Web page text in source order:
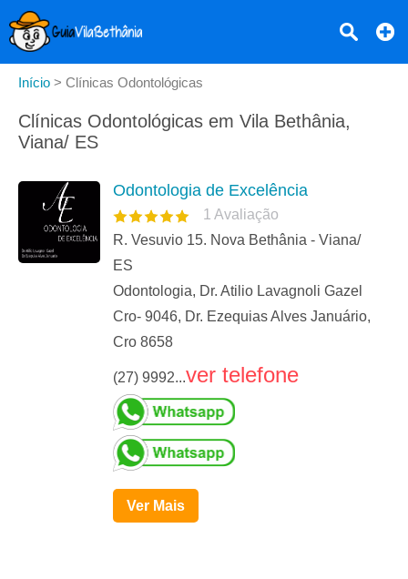
Início > Clínicas Odontológicas
Clínicas Odontológicas em Vila Bethânia,
Viana/ ES
Odontologia de Excelência
1 Avaliação
R. Vesuvio 15. Nova Bethânia - Viana/
ES
Odontologia, Dr. Atilio Lavagnoli Gazel
Cro- 9046, Dr. Ezequias Alves Januário,
Cro 8658
(27) 9992...ver telefone
Ver Mais